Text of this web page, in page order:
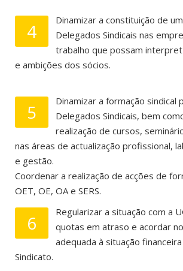
4
Dinamizar a constituição de
Delegados Sindicais nas
trabalho que possam
e ambições dos sócios.
5
Dinamizar a formação sindical
Delegados Sindicais, bem
realização de cursos,
nas áreas de actualização profissional,
e gestão.
Coordenar a realização de acções de
OET, OE, OA e SERS.
6
Regularizar a situação com a
quotas em atraso e acordar
adequada à situação
Sindicato.